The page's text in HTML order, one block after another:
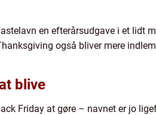
en efterårsudgave i et lidt
også bliver mere
blive
Friday at gøre – navnet er jo